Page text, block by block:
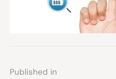
Published in